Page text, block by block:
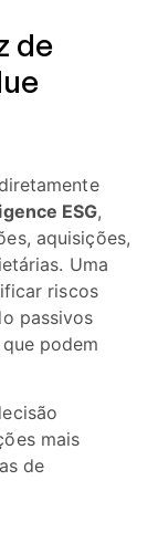
de
ESG,
aquisições,
Uma
riscos
passivos
podem
mais
de